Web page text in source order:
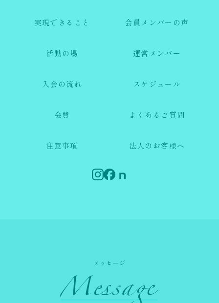
実現できること 会員メンバーの声
活動の場 運営メンバー
入会の流れ スケジュール
会費 よくあるご質問
注意事項 法人のお客様へ
メッセージ